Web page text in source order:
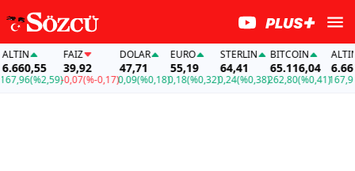
(%2,59)
FAİZ
39,92
-0,07(%-0,17)
DOLAR
47,71
0,09(%0,18)
EURO
55,19
0,18(%0,32)
STERLIN
64,41
0,24(%0,38)
BITCOIN
65.116,04
262,80(%0,41)
ALTIN
167,96